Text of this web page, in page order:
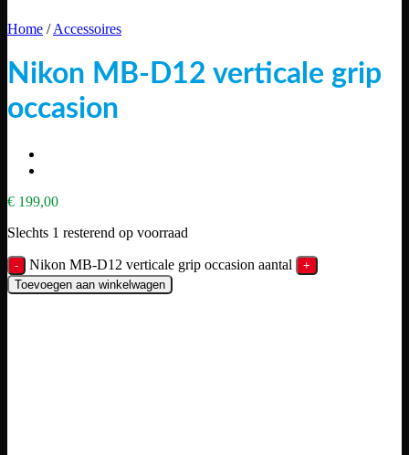
Home / Accessoires
Nikon MB-D12 verticale grip
occasion
€ 199,00
Slechts 1 resterend op voorraad
Nikon MB-D12 verticale grip occasion aantal
Toevoegen aan winkelwagen